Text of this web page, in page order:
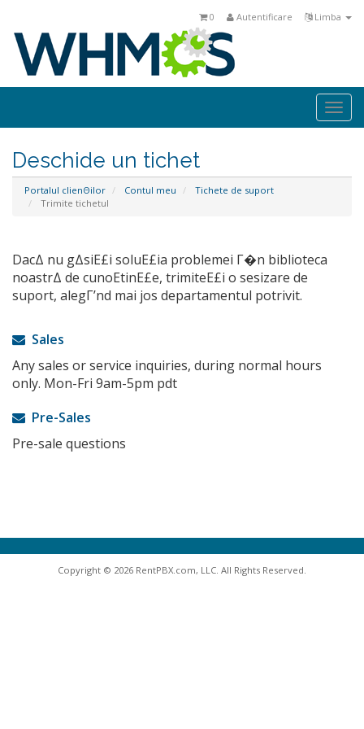
Limba
Autentificare
0
Deschide un tichet
Portalul clienΘilor Contul meu
Tichete de suport
Trimite tichetul
DacΔ nu gΔsiΕ£i soluΕ£ia problemei Γ�n biblioteca
noastrΔ de cunoΕtinΕ£e, trimiteΕ£i o sesizare de
suport, alegΓ’nd mai jos departamentul potrivit.
Sales
Any sales or service inquiries, during normal hours
only. Mon-Fri 9am-5pm pdt
Pre-Sales
Pre-sale questions
Copyright © 2026 RentPBX.com, LLC. All Rights Reserved.